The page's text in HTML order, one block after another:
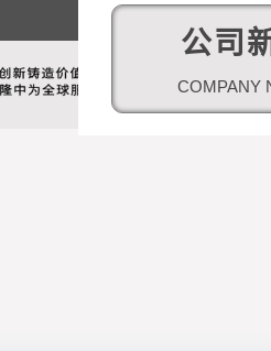
公司
COMPANY